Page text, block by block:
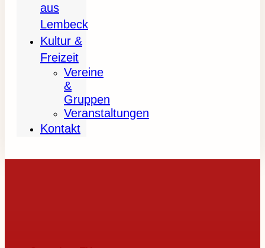
aus
Lembeck
Kultur &
Freizeit
Vereine
&
Gruppen
Veranstaltungen
Kontakt